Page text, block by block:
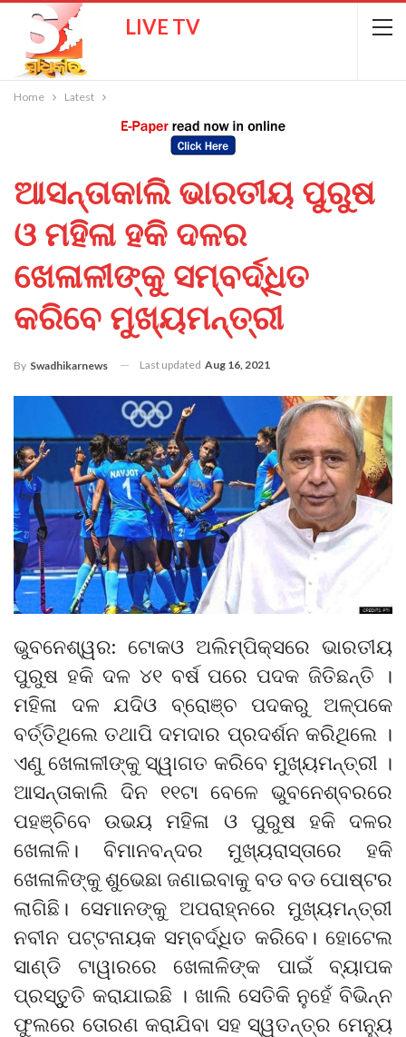
LIVE TV
Home Latest
ଆସନ୍ତାକାଲି ଭାରତୀୟ ପୁରୁଷ
ଓ ମହିଳା ହକି ଦଳର
ଖେଳାଳୀଙ୍କୁ ସମ୍ବର୍ଦ୍ଧିତ
କରିବେ ମୁଖ୍ୟମନ୍ତ୍ରୀ
By Swadhikarnews Last updated Aug 16, 2021
ଭୁବନେଶ୍ୱର: ଟୋକଓ ଅଲିମ୍ପିକ୍ସରେ ଭାରତୀୟ
ପୁରୁଷ ହକି ଦଳ ୪୧ ବର୍ଷ ପରେ ପଦକ ଜିତିଛନ୍ତି ।
ମହିଳା ଦଳ ଯଦିଓ ବ୍ରୋଞ୍ଚ ପଦକରୁ ଅଳ୍ପକେ
ବର୍ତ୍ତିଥିଲେ ତଥାପି ଦମଦାର ପ୍ରଦର୍ଶନ କରିଥିଲେ ।
ଏଣୁ ଖେଳାଳୀଙ୍କୁ ସ୍ୱାଗତ କରିବେ ମୁଖ୍ୟମନ୍ତ୍ରୀ ।
ଆସନ୍ତାକାଲି ଦିନ ୧୧ଟା ବେଳେ ଭୁବନେଶ୍ବରରେ
ପହଞ୍ଚିବେ ଉଭୟ ମହିଳା ଓ ପୁରୁଷ ହକି ଦଳର
ଖେଳାଳି। ବିମାନବନ୍ଦର ମୁଖ୍ୟରାସ୍ତାରେ ହକି
ଖେଳାଳିଙ୍କୁ ଶୁଭେଛା ଜଣାଇବାକୁ ବଡ ବଡ ପୋଷ୍ଟର
ଲାଗିଛି। ସେମାନଙ୍କୁ ଅପରାହ୍ନରେ ମୁଖ୍ୟମନ୍ତ୍ରୀ
ନବୀନ ପଟ୍ଟନାୟକ ସମ୍ବର୍ଦ୍ଧିତ କରିବେ। ହୋଟେଲ
ସାଣ୍ଡି ଟାୱାରରେ ଖେଳାଳିଙ୍କ ପାଇଁ ବ୍ୟାପକ
ପ୍ରସ୍ତୁୁତି କରାଯାଇଛି । ଖାଲି ସେତିକି ନୁହେଁ ବିଭିନ୍ନ
ଫୁଲରେ ତୋରଣ କରାଯିବା ସହ ସ୍ୱତନ୍ତ୍ର ମେନ୍ୟୁ